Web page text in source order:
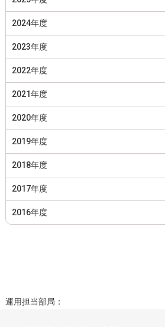
2024年度
2023年度
2022年度
2021年度
2020年度
2019年度
2018年度
2017年度
2016年度
運用担当部局：